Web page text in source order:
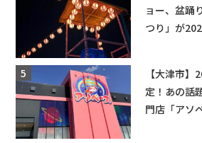
ョー、盆踊
つり」が
【大津市
定！あの話
門店「アソ